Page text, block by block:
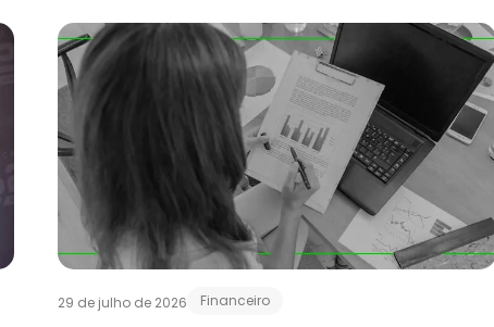
29 de julho de 2026 Financeiro